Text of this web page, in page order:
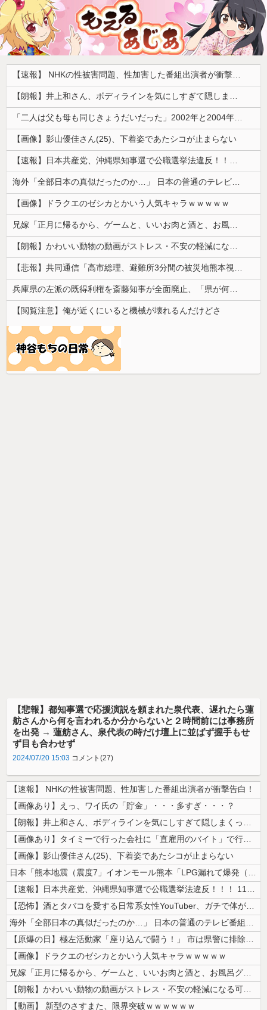
【速報】 NHKの性被害問題、性加害した番組出演者が衝撃告白！
【朗報】井上和さん、ボディラインを気にしすぎて隠しまくってしまう
「二人は父も母も同じきょうだいだった」2002年と2004年、別々に養子に迎えられた男の子と女の子が受けたDNA検査
【画像】影山優佳さん(25)、下着姿であたシコが止まらない
【速報】日本共産党、沖縄県知事選で公職選挙法違反！！！ 110番通報されても辞全くめない件
海外「全部日本の真似だったのか…」 日本の普通のテレビ番組が最新SNSの数十年先を行っていたと話題に
【画像】ドラクエのゼシカとかいう人気キャラｗｗｗｗｗ
兄嫁「正月に帰るから、ゲームと、いいお肉と酒と、お風呂グッズの準備しとけよ」寝起きの私「知るかボケ」兄嫁「キィィィィー！！！！」私「あ…」
【朗報】かわいい動物の動画がストレス・不安の軽減になる可能性。英大学の研究で実証
【悲報】共同通信「高市総理、避難所3分間の被災地熊本視察動画に批判！」 → 内閣報道官「避難所視察は51分間！大変な状況の中で、1時間近く受け入れていただき、感謝！」
兵庫県の左派の既得利権を斎藤知事が全面廃止、「県が何をするねん？」と存在意義そのものが不明で……
【閲覧注意】俺が近くにいると機械が壊れるんだけどさ
【悲報】都知事選で応援演説を頼まれた泉代表、遅れたら蓮
舫さんから何を言われるか分からないと２時間前には事務所
を出発 → 蓮舫さん、泉代表の時だけ壇上に並ばず握手もせ
ず目も合わせず
2024/07/20 15:03 コメント(27)
【速報】 NHKの性被害問題、性加害した番組出演者が衝撃告白！
【画像あり】えっ、ワイ氏の「貯金」・・・多すぎ・・・？
【朗報】井上和さん、ボディラインを気にしすぎて隠しまくってしまう
【画像あり】タイミーで行った会社に「直雇用のバイト」で行った結果ｗｗｗ...
【画像】影山優佳さん(25)、下着姿であたシコが止まらない
日本「熊本地震（震度7」イオンモール熊本「LPG漏れて爆発（液化石油ｶ...
【速報】日本共産党、沖縄県知事選で公職選挙法違反！！！ 110番通報さ...
【恐怖】酒とタバコを愛する日常系女性YouTuber、ガチで体が終わる...
海外「全部日本の真似だったのか…」 日本の普通のテレビ番組が最新SNS...
【原爆の日】極左活動家「座り込んで闘う！」 市は県警に排除を要請、広島...
【画像】ドラクエのゼシカとかいう人気キャラｗｗｗｗｗ
兄嫁「正月に帰るから、ゲームと、いいお肉と酒と、お風呂グッズの準備しと...
【朗報】かわいい動物の動画がストレス・不安の軽減になる可能性。英大学の...
【動画】 新型のさすまた、限界突破ｗｗｗｗｗｗ